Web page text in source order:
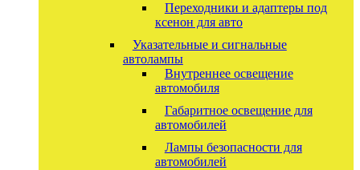
Переходники и адаптеры под
ксенон для авто
Указательные и сигнальные
автолампы
Внутреннее освещение
автомобиля
Габаритное освещение для
автомобилей
Лампы безопасности для
автомобилей